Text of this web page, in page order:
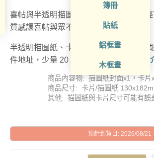
簿冊
貼紙
鋁框畫
木框畫
喜帖與半透明描圖紙的浪漫組合，含年
質感讓喜帖與眾不同。
半透明描圖紙、卡片內容皆可自由編輯
件地址，少量 20 套即可製作。卡片紙張
商品內容物: 描圖紙封面x1，卡
商品尺寸: 卡片/描圖紙
其他: 描圖紙與卡片尺寸可能有誤
預計到貨日: 2026/08/21